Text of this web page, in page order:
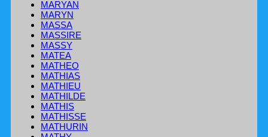
MARYAN
MARYN
MASSA
MASSIRE
MASSY
MATEA
MATHEO
MATHIAS
MATHIEU
MATHILDE
MATHIS
MATHISSE
MATHURIN